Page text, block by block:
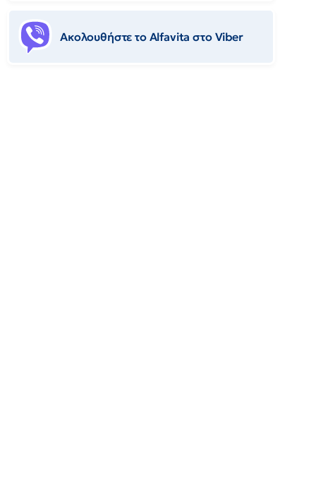
Ακολουθήστε το Αlfavita στο Viber